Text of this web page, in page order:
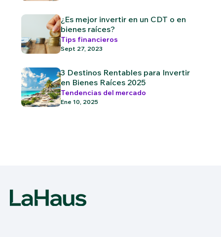
¿Es mejor invertir en un CDT o en
bienes raíces?
Tips financieros
Sept 27, 2023
3 Destinos Rentables para Invertir
en Bienes Raíces 2025
Tendencias del mercado
Ene 10, 2025